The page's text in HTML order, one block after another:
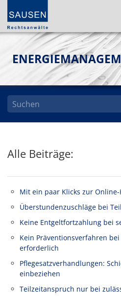
Alle Beiträge:
Mit ein paar Klicks zur
Überstundenzuschläge bei
Keine Entgeltfortzahlung bei
Kein Präventionsverfahren
erforderlich
Pflegesatzverhandlungen:
einbeziehen
Teilzeitanspruch nur bei